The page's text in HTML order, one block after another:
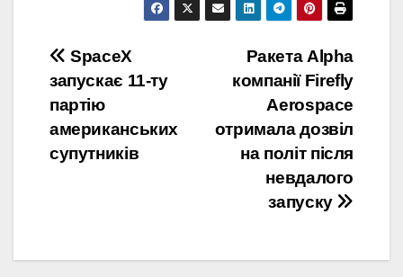
Post
navigation
Ракета Alpha
компанії Firefly
Aerospace
отримала дозвіл
на політ після
невдалого
запуску
SpaceX
запускає 11-ту
партію
американських
супутників